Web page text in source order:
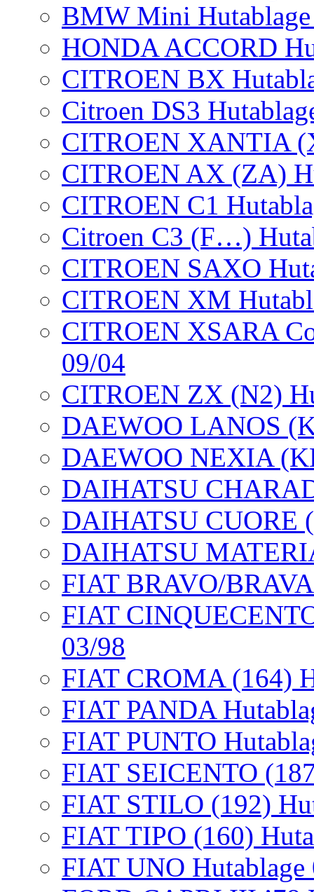
BMW Mini
HONDA ACCORD
CITROEN BX
Citroen DS3
CITROEN XANTIA
CITROEN AX (ZA)
CITROEN C1
Citroen C3 (F…)
CITROEN SAXO
CITROEN XM
CITROEN XSARA
09/04
CITROEN ZX (N2)
DAEWOO LANOS
DAEWOO NEXIA
DAIHATSU
DAIHATSU CUORE
DAIHATSU
FIAT BRAVO/
FIAT
03/98
FIAT CROMA (164)
FIAT PANDA
FIAT PUNTO
FIAT SEICENTO
FIAT STILO (192)
FIAT TIPO (160)
FIAT UNO Hutablage